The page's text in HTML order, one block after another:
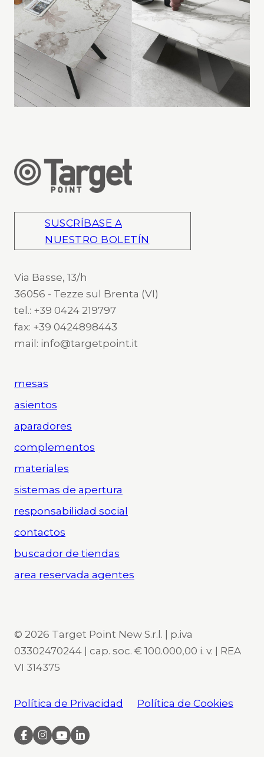
SUSCRÍBASE A
NUESTRO BOLETÍN
Via Basse, 13/h
36056 - Tezze sul Brenta (VI)
tel.: +39 0424 219797
fax: +39 0424898443
mail: info@targetpoint.it
mesas
asientos
aparadores
complementos
materiales
sistemas de apertura
responsabilidad social
contactos
buscador de tiendas
area reservada agentes
© 2026 Target Point New S.r.l. | p.iva
03302470244 | cap. soc. € 100.000,00 i. v. | REA
VI 314375
Política de Privacidad Política de Cookies